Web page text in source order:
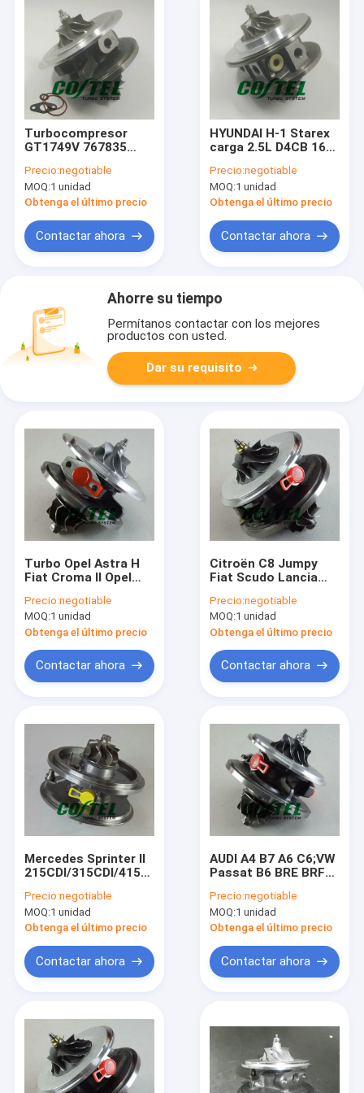
Productos
Sobre nosotros
de los vehículos de la
categoría B.
Turbocompresor
GT1749V 767835
755042 Cartucho
Core CHRA para Opel
Vectra C Cartucho
Precio:negotiable
MOQ:1 unidad
Obtenga el último precio
Contactar ahora
HYUNDAI H-1 Starex
carga 2.5L D4CB 16V
núcleo BV43 28200-
4A480 53039880127
53039700145
Precio:negotiable
MOQ:1 unidad
Obtenga el último precio
Contactar ahora
Ahorre su tiempo
Permítanos contactar con los mejores
productos con usted.
Dar su requisito
Turbo Opel Astra H
Fiat Croma II Opel
C Opel Zafira B Saab
9-3 II GT1749V
773720 766340
755046 El nuevo Opel
Astra H fue lanzado
en diciembre de 2015
Precio:negotiable
MOQ:1 unidad
Obtenga el último precio
Contactar ahora
Citroën C8 Jumpy
Fiat Scudo Lancia
DW10UTED4
GT1749V 764609
758021
Precio:negotiable
MOQ:1 unidad
Obtenga el último precio
Contactar ahora
Mercedes Sprinter II
215CDI/315CDI/415CKI/515CDI
DE22LA GT1749V
759688 A6460900480
con núcleo de turbo
Precio:negotiable
MOQ:1 unidad
Obtenga el último precio
Contactar ahora
AUDI A4 B7 A6 C6;VW
Passat B6 BRE BRF
GT1749V 758219
758219-0003
03G145702F Núcleo
Precio:negotiable
MOQ:1 unidad
Obtenga el último precio
Contactar ahora